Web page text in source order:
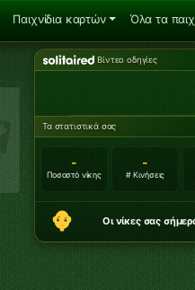
Παιχνίδια καρτών Όλα τα
Βίντεο οδηγίες
Τα στατιστικά σας
-
Ποσοστό νίκης
-
# Κινήσεις
Οι νίκες σας